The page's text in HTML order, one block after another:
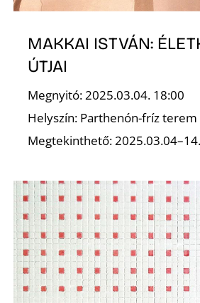
MAKKAI ISTVÁN:
ÚTJAI
Megnyitó: 2025.03.04. 18:00
Helyszín: Parthenón-fríz terem
Megtekinthető: 2025.03.04–14.